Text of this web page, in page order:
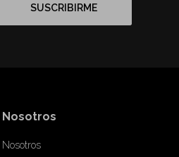
SUSCRIBIRME
Nosotros
Nosotros